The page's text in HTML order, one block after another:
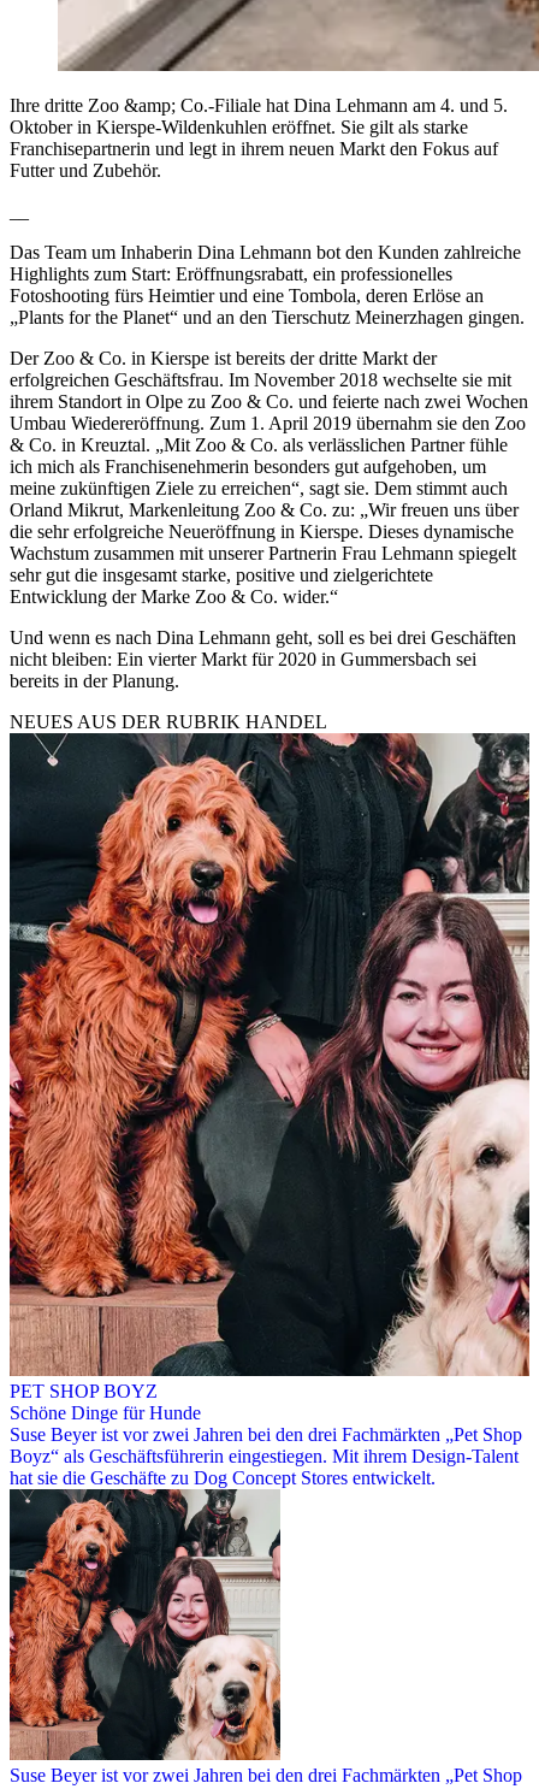
Ihre dritte Zoo &amp; Co.-Filiale hat Dina Lehmann am 4. und 5.
Oktober in Kierspe-Wildenkuhlen eröffnet. Sie gilt als starke
Franchisepartnerin und legt in ihrem neuen Markt den Fokus auf
Futter und Zubehör.
Das Team um Inhaberin Dina Lehmann bot den Kunden zahlreiche
Highlights zum Start: Eröffnungsrabatt, ein professionelles
Fotoshooting fürs Heimtier und eine Tombola, deren Erlöse an
„Plants for the Planet“ und an den Tierschutz Meinerzhagen gingen.
Der Zoo & Co. in Kierspe ist bereits der dritte Markt der
erfolgreichen Geschäftsfrau. Im November 2018 wechselte sie mit
ihrem Standort in Olpe zu Zoo & Co. und feierte nach zwei Wochen
Umbau Wiedereröffnung. Zum 1. April 2019 übernahm sie den Zoo
& Co. in Kreuztal. „Mit Zoo & Co. als verlässlichen Partner fühle
ich mich als Franchisenehmerin besonders gut aufgehoben, um
meine zukünftigen Ziele zu erreichen“, sagt sie. Dem stimmt auch
Orland Mikrut, Markenleitung Zoo & Co. zu: „Wir freuen uns über
die sehr erfolgreiche Neueröffnung in Kierspe. Dieses dynamische
Wachstum zusammen mit unserer Partnerin Frau Lehmann spiegelt
sehr gut die insgesamt starke, positive und zielgerichtete
Entwicklung der Marke Zoo & Co. wider.“
Und wenn es nach Dina Lehmann geht, soll es bei drei Geschäften
nicht bleiben: Ein vierter Markt für 2020 in Gummersbach sei
bereits in der Planung.
NEUES AUS DER RUBRIK HANDEL
PET SHOP BOYZ
Schöne Dinge für Hunde
Suse Beyer ist vor zwei Jahren bei den drei Fachmärkten „Pet Shop
Boyz“ als Geschäftsführerin eingestiegen. Mit ihrem Design-Talent
hat sie die Geschäfte zu Dog Concept Stores entwickelt.
Suse Beyer ist vor zwei Jahren bei den drei Fachmärkten „Pet Shop